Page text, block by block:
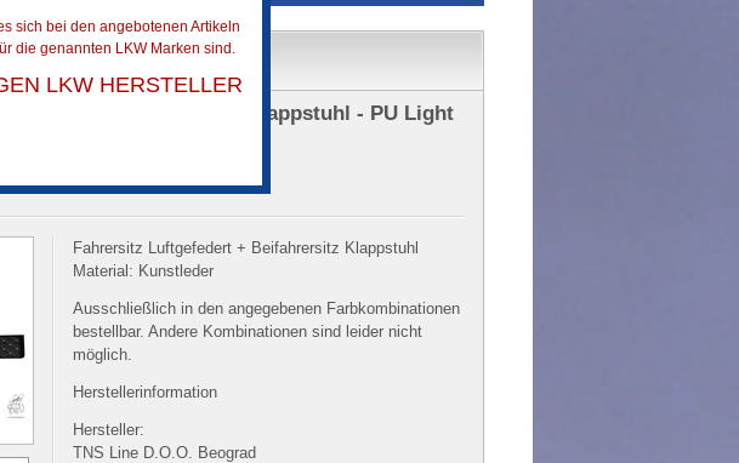
MP4 + MP5 Beifahrer Klappstuhl - PU Light
des LKW-Herstellers
Fahrersitz Luftgefedert + Beifahrersitz Klappstuhl
Material: Kunstleder
Ausschließlich in den angegebenen Farbkombinationen
bestellbar. Andere Kombinationen sind leider nicht
möglich.
Herstellerinformation
Hersteller:
TNS Line D.O.O. Beograd
sich bei den angebotenen Artikeln
die genannten LKW Marken sind.
LKW HERSTELLER